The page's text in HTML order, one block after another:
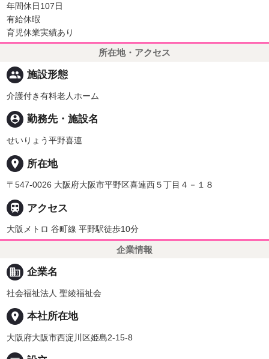
年間休日107日
有給休暇
育児休業実績あり
所在地・アクセス
people 施設形態
介護付き有料老人ホーム
person_pin 勤務先・施設名
せいりょう平野喜連
place 所在地
〒547-0026 大阪府大阪市平野区喜連西５丁目４－１８
 アクセス
大阪メトロ 谷町線 平野駅徒歩10分
企業情報
business 企業名
社会福祉法人 聖綾福祉会
place 本社所在地
大阪府大阪市西淀川区姫島2-15-8